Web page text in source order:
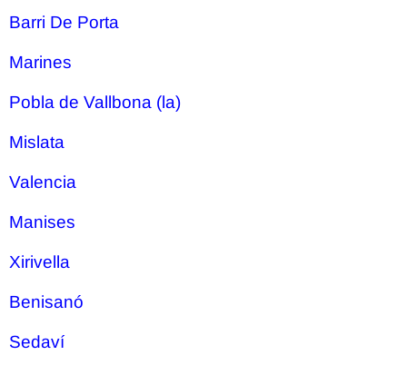
Barri De Porta
Marines
Pobla de Vallbona (la)
Mislata
Valencia
Manises
Xirivella
Benisanó
Sedaví